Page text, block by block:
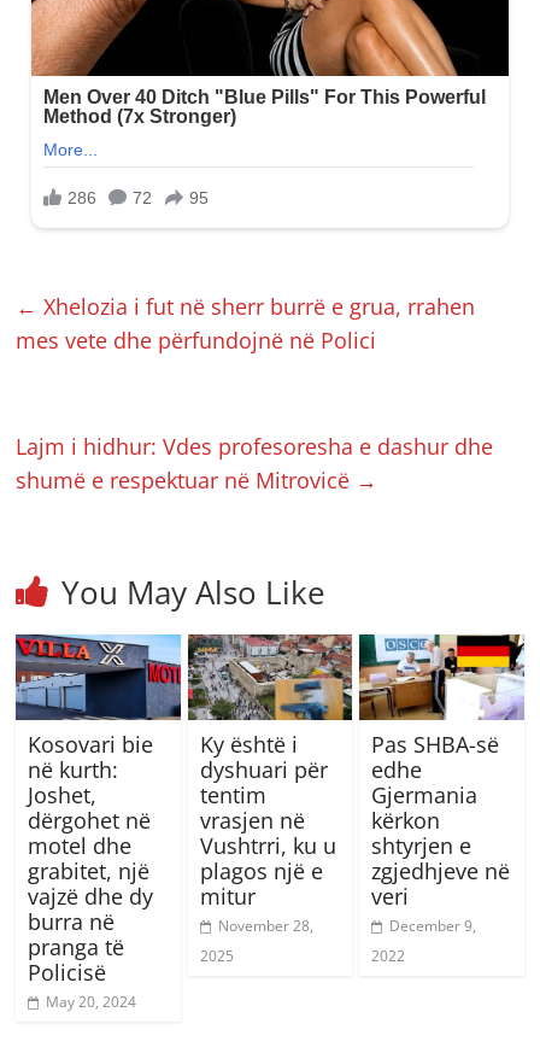
← Xhelozia i fut në sherr burrë e grua, rrahen
mes vete dhe përfundojnë në Polici
Lajm i hidhur: Vdes profesoresha e dashur dhe
shumë e respektuar në Mitrovicë →
You May Also Like
Kosovari bie
në kurth:
Joshet,
dërgohet në
motel dhe
grabitet, një
vajzë dhe dy
burra në
pranga të
Policisë
May 20, 2024
Ky është i
dyshuari për
tentim
vrasjen në
Vushtrri, ku u
plagos një e
mitur
November 28,
2025
Pas SHBA-së
edhe
Gjermania
kërkon
shtyrjen e
zgjedhjeve në
veri
December 9,
2022